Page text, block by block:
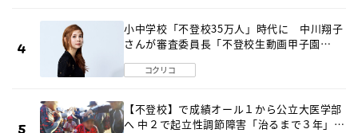
小中学校「不登校35万人」時代に 中川翔子
さんが審査委員長「不登校生動画甲子園
コクリコ
【不登校】で成績オール１から公立大医学部
へ 中２で起立性調節障害「治るまで３年」の